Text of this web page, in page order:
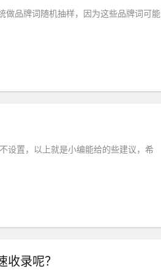
做品牌词随机抽样，因为这些品牌词可能
设置，以上就是小编能给的些建议，希
录呢？